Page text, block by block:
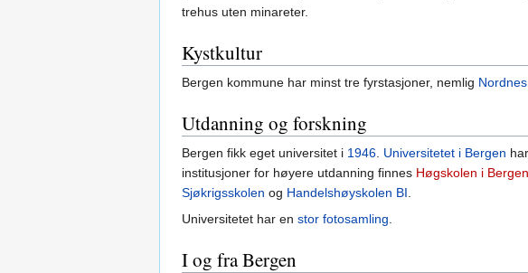
trehus uten minareter.
Kystkultur
Bergen kommune har minst tre fyrstasjoner, nemlig
Utdanning og forskning
Bergen fikk eget universitet i 1946 Universitetet i Bergen
institusjoner for høyere utdanning finnes Høgskolen i Bergen
Sjøkrigsskolen og Handelshøyskolen BI
Universitetet har en stor fotosamling
I og fra Bergen